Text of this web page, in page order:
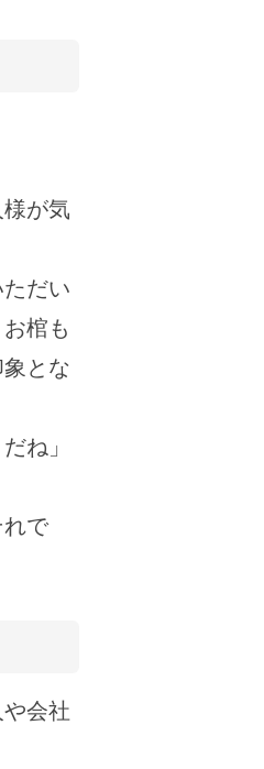
が気
だい
棺も
とな
ね」
で
会社